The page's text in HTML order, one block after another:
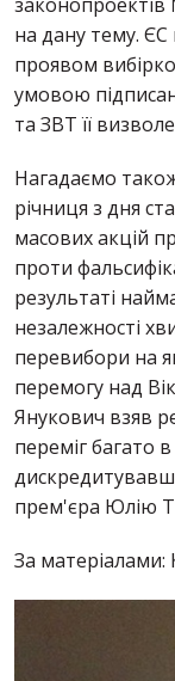
на дану тему.
проявом
умовою
та ЗВТ її
Нагадаємо
річниця з дня
масових акцій
проти
результаті
незалежності
перевибори на
перемогу над
Янукович взяв
переміг багато
прем'єра Юлію
За